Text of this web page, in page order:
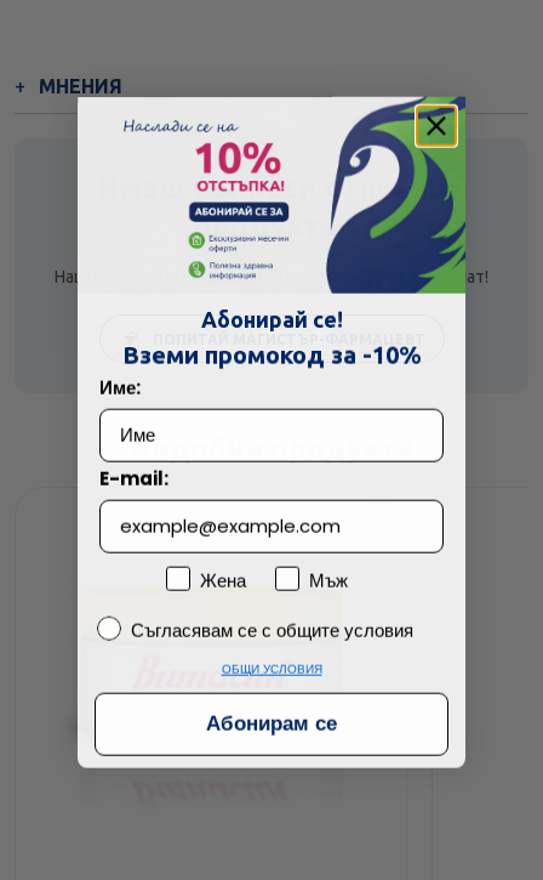
МНЕНИЯ
Имаш въпроси относно
продукта?
Нашите опитни фармацевти са тук, за да ти помогнат!
Подобни продукти
Абонирай се!
Вземи промокод за -10%
Име:
E-mail:
ПолЖена
Мъж
Съгласявам се с общите условия
Съгласявам се с общите условия
ОБЩИ УСЛОВИЯ
Абонирам се